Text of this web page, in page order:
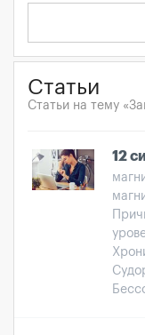
Статьи
Статьи на тему
12